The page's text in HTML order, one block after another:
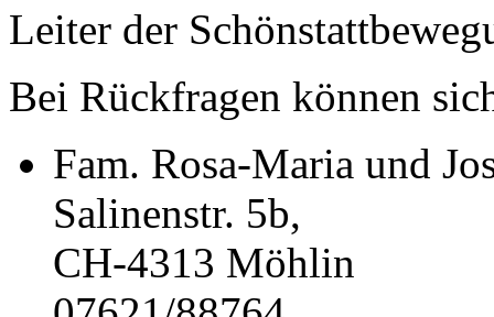
Leiter der
Bei Rückfragen können
Fam. Rosa-Maria und
Salinenstr. 5b,
CH-4313 Möhlin